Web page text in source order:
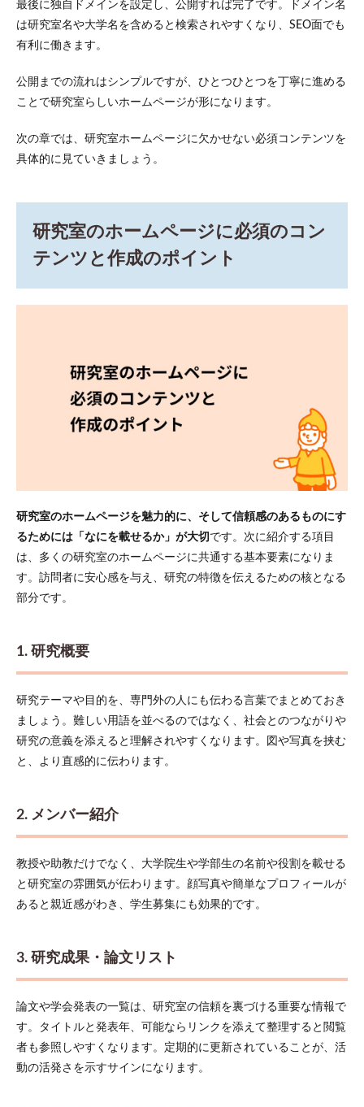
ムペ
ージ
の設
イン
の基
5
ホー
の制
法の
方
合の特徴
とメリッ
ゼロか
場合の
特徴と
ト
3. ノ
ツー
場合
徴と
メリ
用・
更新
の体
くり
SEO
ス解
基本
7.1
研究
室の
ホー
ムペ
最後に独自ドメインを設定し、公開すれば完了です。ドメイン名
は研究室名や大学名を含めると検索されやすくなり、SEO面でも
有利に働きます。
公開までの流れはシンプルですが、ひとつひとつを丁寧に進める
ことで研究室らしいホームページが形になります。
次の章では、研究室ホームページに欠かせない必須コンテンツを
具体的に見ていきましょう。
研究室のホームページに必須のコン
テンツと作成のポイント
研究室のホームページを魅力的に、そして信頼感のあるものにす
るためには「なにを載せるか」が大切 です。次に紹介する項目
は、多くの研究室のホームページに共通する基本要素になりま
す。訪問者に安心感を与え、研究の特徴を伝えるための核となる
部分です。
1. 研究概要
研究テーマや目的を、専門外の人にも伝わる言葉でまとめておき
ましょう。難しい用語を並べるのではなく、社会とのつながりや
研究の意義を添えると理解されやすくなります。図や写真を挟む
と、より直感的に伝わります。
2. メンバー紹介
教授や助教だけでなく、大学院生や学部生の名前や役割を載せる
と研究室の雰囲気が伝わります。顔写真や簡単なプロフィールが
あると親近感がわき、学生募集にも効果的です。
3. 研究成果・論文リスト
論文や学会発表の一覧は、研究室の信頼を裏づける重要な情報で
す。タイトルと発表年、可能ならリンクを添えて整理すると閲覧
者も参照しやすくなります。定期的に更新されていることが、活
動の活発さを示すサインになります。